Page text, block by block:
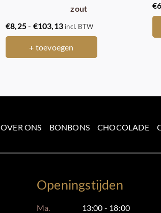
zout
€8,25- €103,13Prijsklasse:
€8,25
tot
incl. BTW
+ toevoegen
€
OVER ONS BONBONS CHOCOLADE
Openingstijden
Ma. 13:00 - 18:00